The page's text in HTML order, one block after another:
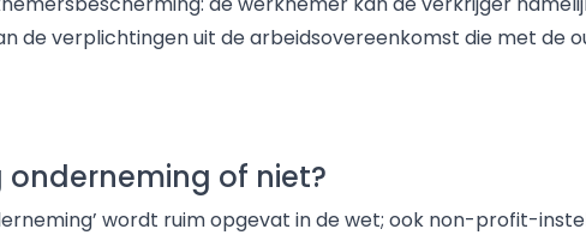
de verplichtingen uit de arbeidsovereenkomst die met de
onderneming of niet?
wordt ruim opgevat in de wet; ook non-profit-